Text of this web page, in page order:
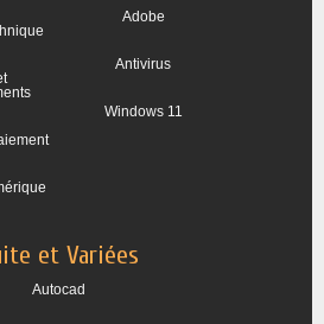
Adobe
Antivirus
Windows 11
et Variées
Autocad